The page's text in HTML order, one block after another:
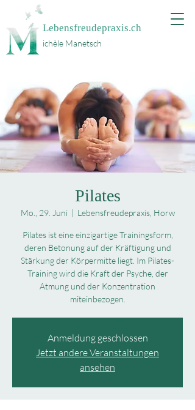
Lebensfreudepraxis.ch
ichèle Manetsch
Pilates
Mo., 29. Juni
  |
Lebensfreudepraxis, Horw
Pilates ist eine einzigartige Trainingsform,
deren Betonung auf der Kräftigung und
Stärkung der Körpermitte liegt. Im Pilates-
Training wird die Kraft der Psyche, der
Atmung und der Konzentration
miteinbezogen.
Anmeldung geschlossen
Jetzt andere Veranstaltungen
ansehen